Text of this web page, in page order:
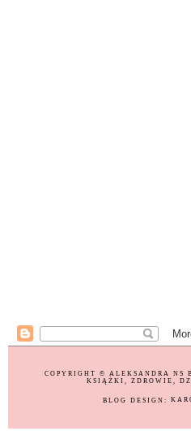
COPYRIGHT © ALEKSANDRA NS
KSIĄŻKI, ZDROWIE,
BLOG DESIGN: